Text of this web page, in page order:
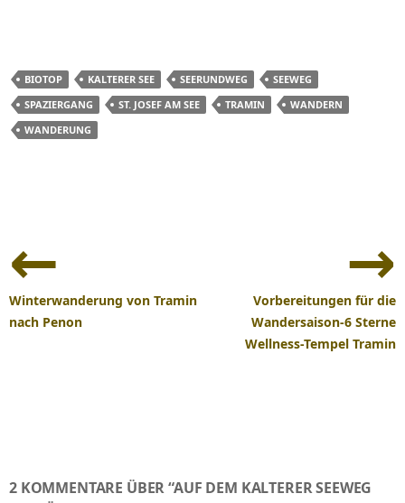
BIOTOP KALTERER SEE SEERUNDWEG
SEEWEG
SPAZIERGANG
ST. JOSEF AM SEE TRAMIN
WANDERN
WANDERUNG
Navigation
Winterwanderung von Tramin
nach Penon
Vorbereitungen für die
Wandersaison-6 Sterne
Wellness-Tempel Tramin
2 KOMMENTARE ÜBER “AUF DEM KALTERER SEEWEG